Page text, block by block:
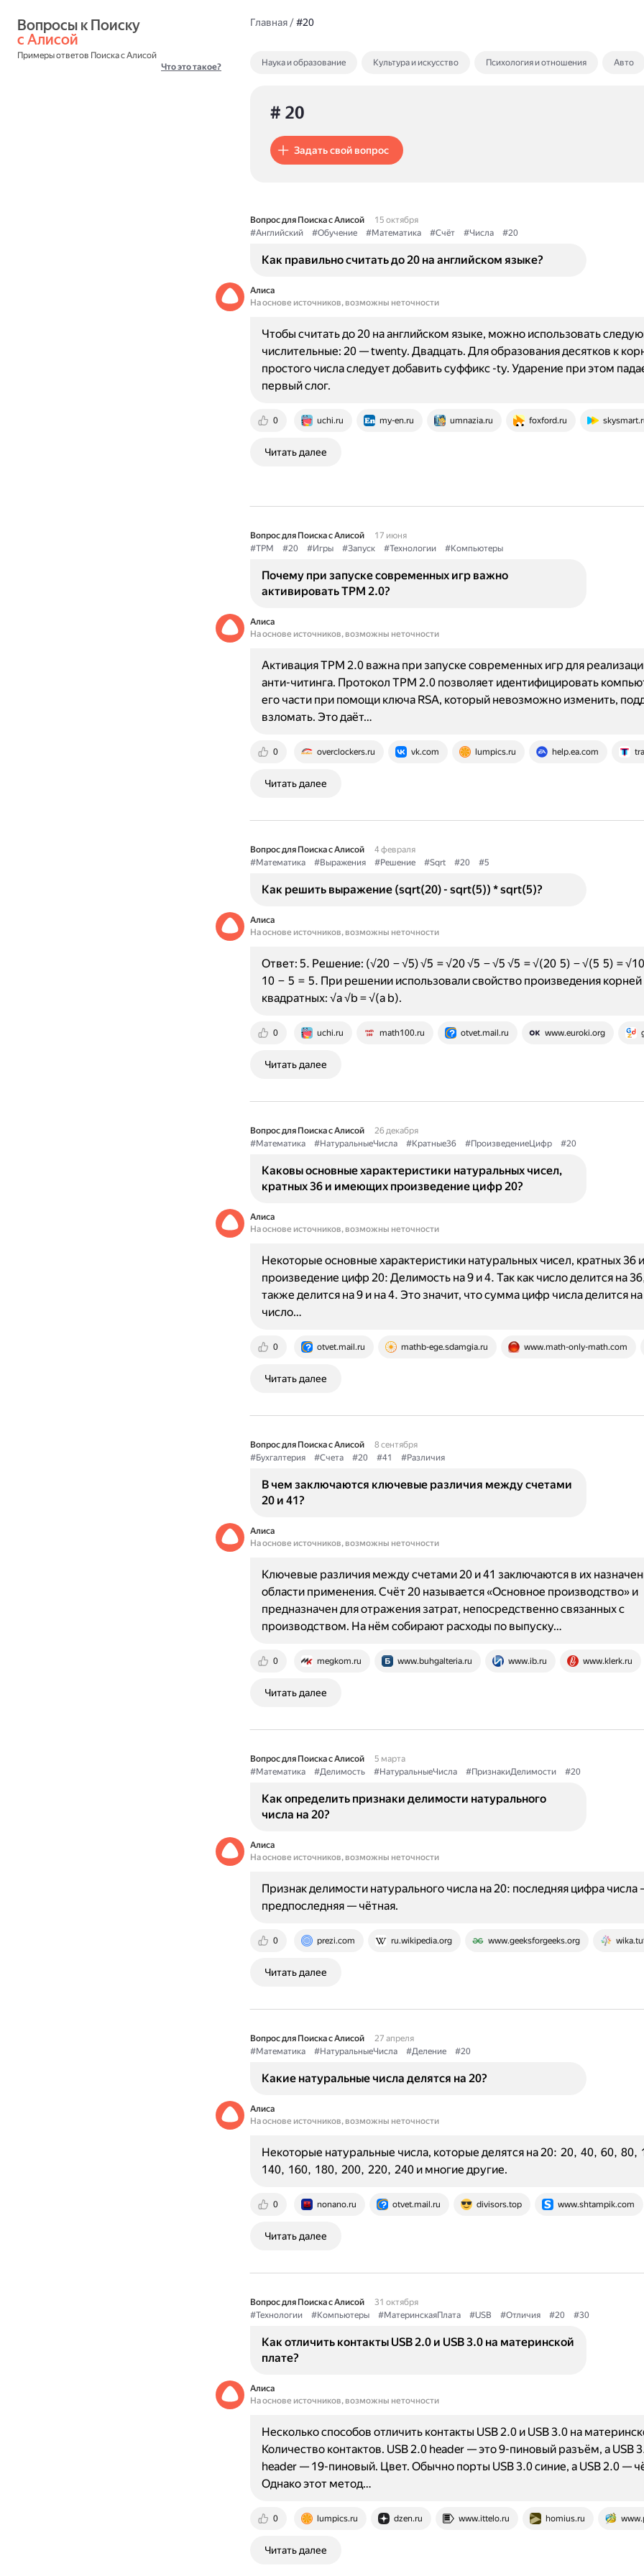
с Алисой
Примеры ответов Поиска с Алисой
Что это такое?
Главная/#20
Наука и образование Культура и искусство Психология и отношения Авто
# 20
Задать свой вопрос
Вопрос для Поиска с Алисой
15 октября
#Английский
#Обучение #Математика #Счёт #Числа #20
Как правильно считать до 20 на английском языке?
Алиса
На основе источников, возможны неточности
0 uchi.ru my-en.ru umnazia.ru foxford.ru
Чтобы считать до 20 на английском языке, можно использовать
числительные: 20 — twenty. Двадцать. Для образования десятков к
простого числа следует добавить суффикс -ty. Ударение при этом
первый слог.
Читать далее
Вопрос для Поиска с Алисой
17 июня
#TPM
#20 #Игры #Запуск #Технологии #Компьютеры
Почему при запуске современных игр важно
активировать TPM 2.0?
Алиса
На основе источников, возможны неточности
0 overclockers.ru vk.com lumpics.ru help.ea.com
Активация TPM 2.0 важна при запуске современных игр для
анти-читинга. Протокол TPM 2.0 позволяет идентифицировать
его части при помощи ключа RSA, который невозможно изменить,
взломать. Это даёт…
Читать далее
Вопрос для Поиска с Алисой
4 февраля
#Математика
#Выражения #Решение #Sqrt #20 #5
Как решить выражение (sqrt(20) - sqrt(5)) * sqrt(5)?
Алиса
На основе источников, возможны неточности
0 uchi.ru math100.ru otvet.mail.ru www.euroki.org
Ответ: 5. Решение: (√20 − √5) √5 = √20 √5 − √5 √5 = √(20 5) − √(5 5) =
10 − 5 = 5. При решении использовали свойство произведения корней
квадратных: √a √b = √(a b).
Читать далее
Вопрос для Поиска с Алисой
26 декабря
#Математика
#НатуральныеЧисла #Кратные36 #ПроизведениеЦифр #20
Каковы основные характеристики натуральных чисел,
кратных 36 и имеющих произведение цифр 20?
Алиса
На основе источников, возможны неточности
0 otvet.mail.ru mathb-ege.sdamgia.ru www.math-only-math.com
Некоторые основные характеристики натуральных чисел, кратных
произведение цифр 20: Делимость на 9 и 4. Так как число делится на
также делится на 9 и на 4. Это значит, что сумма цифр числа делится на
число…
Читать далее
Вопрос для Поиска с Алисой
8 сентября
#Бухгалтерия
#Счета #20 #41 #Различия
В чем заключаются ключевые различия между счетами
20 и 41?
Алиса
На основе источников, возможны неточности
0 megkom.ru www.buhgalteria.ru www.ib.ru www.klerk.ru
Ключевые различия между счетами 20 и 41 заключаются в их
области применения. Счёт 20 называется «Основное производство» и
предназначен для отражения затрат, непосредственно связанных с
производством. На нём собирают расходы по выпуску…
Читать далее
Вопрос для Поиска с Алисой
5 марта
#Математика
#Делимость #НатуральныеЧисла #ПризнакиДелимости #20
Как определить признаки делимости натурального
числа на 20?
Алиса
На основе источников, возможны неточности
0 prezi.com ru.wikipedia.org www.geeksforgeeks.org
Признак делимости натурального числа на 20: последняя цифра числа
предпоследняя — чётная.
Читать далее
Вопрос для Поиска с Алисой
27 апреля
#Математика
#НатуральныеЧисла #Деление #20
Какие натуральные числа делятся на 20?
Алиса
На основе источников, возможны неточности
0 nonano.ru otvet.mail.ru divisors.top www.shtampik.com
Некоторые натуральные числа, которые делятся на 20: 20, 40, 60, 80,
140, 160, 180, 200, 220, 240 и многие другие.
Читать далее
Вопрос для Поиска с Алисой
31 октября
#Технологии
#Компьютеры #МатеринскаяПлата #USB #Отличия #20 #30
Как отличить контакты USB 2.0 и USB 3.0 на материнской
плате?
Алиса
На основе источников, возможны неточности
0 lumpics.ru dzen.ru www.ittelo.ru homius.ru
Несколько способов отличить контакты USB 2.0 и USB 3.0 на
Количество контактов. USB 2.0 header — это 9-пиновый разъём, а USB
header — 19-пиновый. Цвет. Обычно порты USB 3.0 синие, а USB 2.0 —
Однако этот метод…
Читать далее